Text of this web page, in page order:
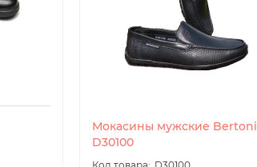
Мокасины мужские Bertoni
D30100